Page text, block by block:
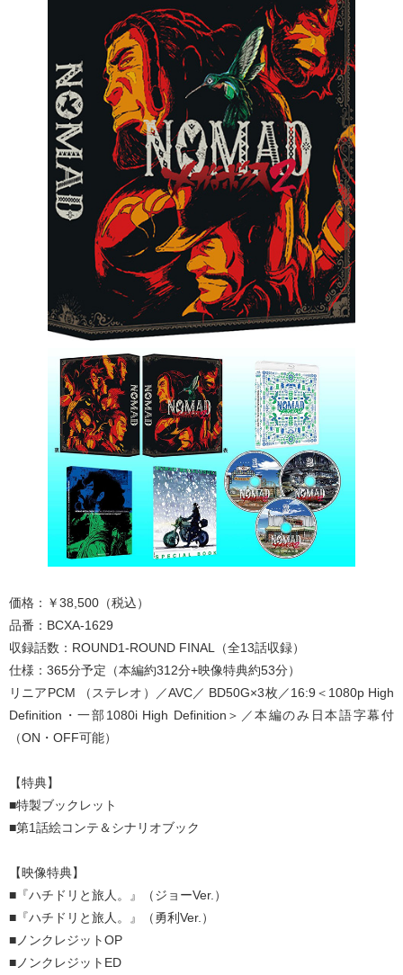
価格：￥38,500（税込）
品番：BCXA-1629
収録話数：ROUND1-ROUND FINAL（全13話収録）
仕様：365分予定（本編約312分+映像特典約53分）
リニアPCM （ステレオ）／AVC／ BD50G×3枚／16:9＜1080p High
Definition・一部1080i High Definition＞／本編のみ日本語字幕付
（ON・OFF可能）
【特典】
■特製ブックレット
■第1話絵コンテ＆シナリオブック
【映像特典】
■『ハチドリと旅人。』（ジョーVer.）
■『ハチドリと旅人。』（勇利Ver.）
■ノンクレジットOP
■ノンクレジットED